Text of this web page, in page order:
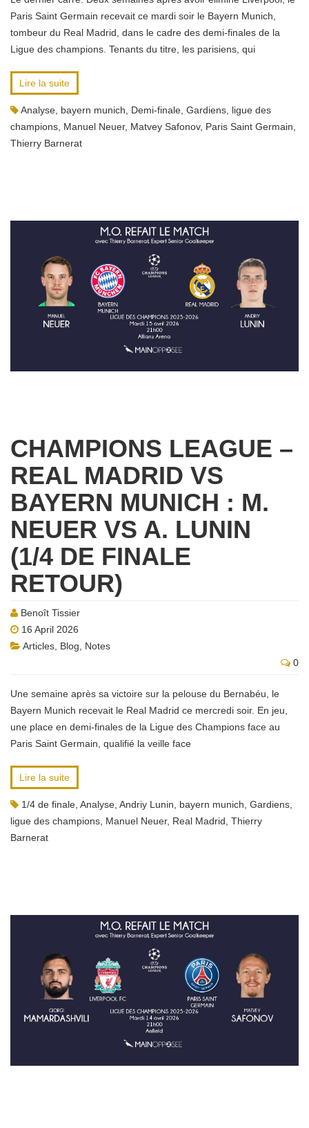
Paris Saint Germain recevait ce mardi soir le Bayern Munich,
tombeur du Real Madrid, dans le cadre des demi-finales de la
Ligue des champions. Tenants du titre, les parisiens, qui
Lire la suite
Analyse bayern munich Demi-finale Gardiens ligue des
champions Manuel Neuer, Matvey Safonov, Paris Saint Germain
Thierry Barnerat
CHAMPIONS LEAGUE –
REAL MADRID VS
BAYERN MUNICH : M.
NEUER VS A. LUNIN
(1/4 DE FINALE
RETOUR)
Benoît Tissier
16 April 2026
Articles Blog
Notes
0
Une semaine après sa victoire sur la pelouse du Bernabéu, le
Bayern Munich recevait le Real Madrid ce mercredi soir. En jeu,
une place en demi-finales de la Ligue des Champions face au
Paris Saint Germain, qualifié la veille face
Lire la suite
1/4 de finale Analyse Andriy Lunin bayern munich Gardiens
ligue des champions Manuel Neuer, Real Madrid Thierry
Barnerat